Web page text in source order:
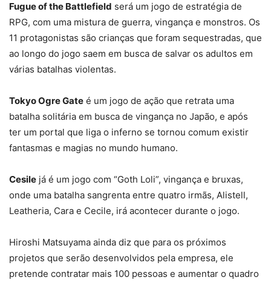
Fugue of the Battlefield será um jogo de estratégia de
RPG, com uma mistura de guerra, vingança e monstros. Os
11 protagonistas são crianças que foram sequestradas, que
ao longo do jogo saem em busca de salvar os adultos em
várias batalhas violentas.
Tokyo Ogre Gate é um jogo de ação que retrata uma
batalha solitária em busca de vingança no Japão, e após
ter um portal que liga o inferno se tornou comum existir
fantasmas e magias no mundo humano.
Cesile já é um jogo com “Goth Loli”, vingança e bruxas,
onde uma batalha sangrenta entre quatro irmãs, Alistell,
Leatheria, Cara e Cecile, irá acontecer durante o jogo.
Hiroshi Matsuyama ainda diz que para os próximos
projetos que serão desenvolvidos pela empresa, ele
pretende contratar mais 100 pessoas e aumentar o quadro